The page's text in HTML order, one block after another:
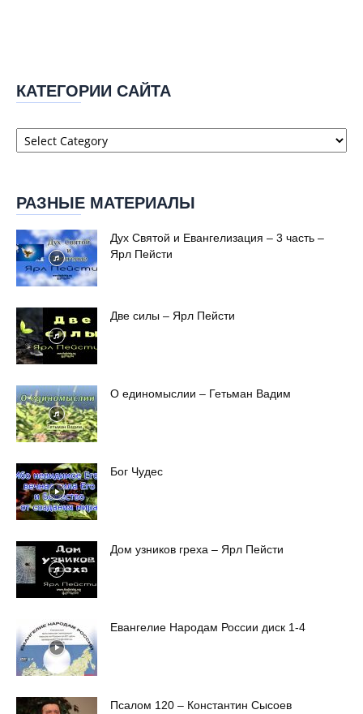
КАТЕГОРИИ САЙТА
Категории
сайта
РАЗНЫЕ МАТЕРИАЛЫ
Дух Святой и Евангелизация – 3 часть –
Ярл Пейсти
Две силы – Ярл Пейсти
О единомыслии – Гетьман Вадим
Бог Чудес
Дом узников греха – Ярл Пейсти
Евангелие Народам России диск 1-4
Псалом 120 – Константин Сысоев